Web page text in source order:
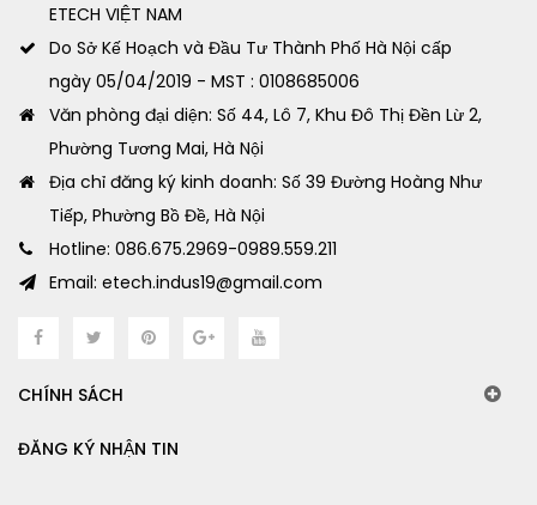
ETECH VIỆT NAM
Do Sở Kế Hoạch và Đầu Tư Thành Phố Hà Nội cấp
ngày 05/04/2019 - MST : 0108685006
Văn phòng đại diện: Số 44, Lô 7, Khu Đô Thị Đền Lừ 2,
Phường Tương Mai, Hà Nội
Địa chỉ đăng ký kinh doanh: Số 39 Đường Hoàng Như
Tiếp, Phường Bồ Đề, Hà Nội
Hotline: 086.675.2969-0989.559.211
Email: etech.indus19@gmail.com
CHÍNH SÁCH
ĐĂNG KÝ NHẬN TIN